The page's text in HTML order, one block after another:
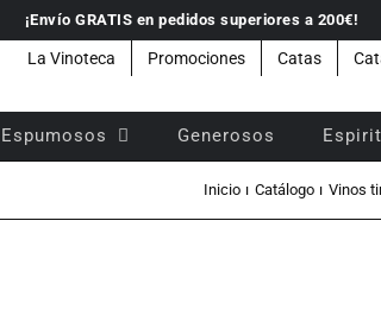
¡Envío GRATIS en pedidos superiores a 200€!
La Vinoteca Promociones Catas
Espumosos Generosos
Inicio Catálogo Vinos